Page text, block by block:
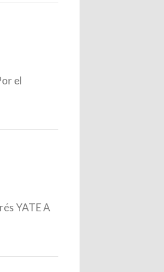
el
YATE A